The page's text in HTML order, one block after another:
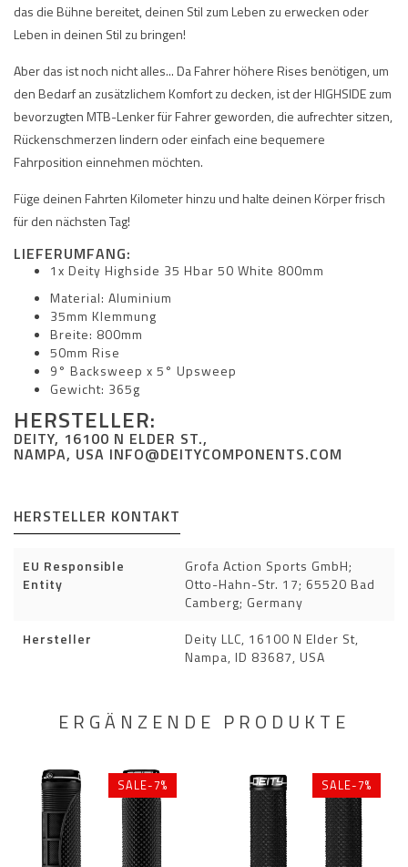
das die Bühne bereitet, deinen Stil zum Leben zu erwecken oder
Leben in deinen Stil zu bringen!
Aber das ist noch nicht alles... Da Fahrer höhere Rises benötigen, um
den Bedarf an zusätzlichem Komfort zu decken, ist der HIGHSIDE zum
bevorzugten MTB-Lenker für Fahrer geworden, die aufrechter sitzen,
Rückenschmerzen lindern oder einfach eine bequemere
Fahrposition einnehmen möchten.
Füge deinen Fahrten Kilometer hinzu und halte deinen Körper frisch
für den nächsten Tag!
LIEFERUMFANG:
1x Deity Highside 35 Hbar 50 White 800mm
Material: Aluminium
35mm Klemmung
Breite: 800mm
50mm Rise
9° Backsweep x 5° Upsweep
Gewicht: 365g
HERSTELLER:
DEITY, 16100 N ELDER ST.,
NAMPA, USA INFO@DEITYCOMPONENTS.COM
HERSTELLER KONTAKT
EU Responsible
Entity
Grofa Action Sports GmbH;
Otto-Hahn-Str. 17; 65520 Bad
Camberg; Germany
Hersteller
Deity LLC, 16100 N Elder St,
Nampa, ID 83687, USA
ERGÄNZENDE PRODUKTE
SALE-7% SALE-7%